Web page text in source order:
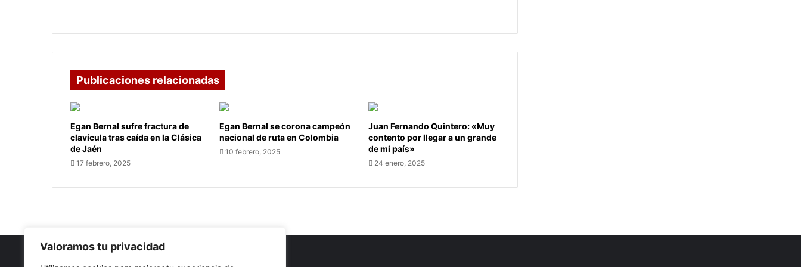
Valoramos tu privacidad
Publicaciones relacionadas
Egan Bernal sufre fractura de
clavícula tras caída en la Clásica
de Jaén
17 febrero, 2025
Egan Bernal se corona campeón
nacional de ruta en Colombia
10 febrero, 2025
Juan Fernando Quintero: «Muy
contento por llegar a un grande
de mi país»
24 enero, 2025